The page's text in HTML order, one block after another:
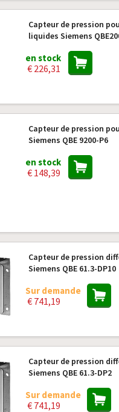
Capteur de pression
liquides Siemens
en stock
€ 226,31
Capteur de pression
Siemens QBE 9200-P6
en stock
€ 148,39
Capteur de pression
Siemens QBE 61.3-DP10
Sur demande
€ 741,19
Capteur de pression
Siemens QBE 61.3-DP2
Sur demande
€ 741,19